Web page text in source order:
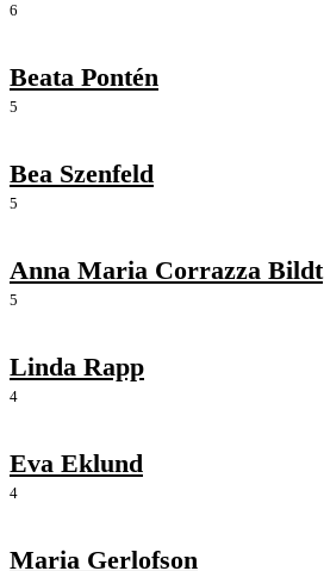
6
Beata Pontén
5
Bea Szenfeld
5
Anna Maria Corrazza Bildt
5
Linda Rapp
4
Eva Eklund
4
Maria Gerlofson